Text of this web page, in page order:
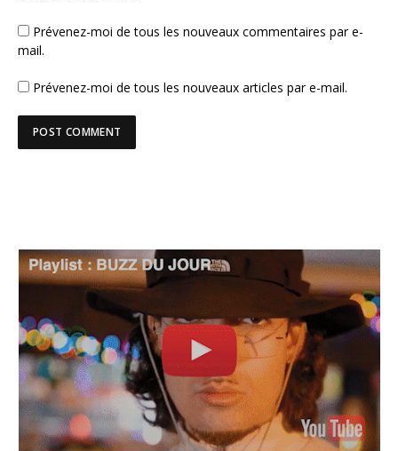
Prévenez-moi de tous les nouveaux commentaires par e-
mail.
Prévenez-moi de tous les nouveaux articles par e-mail.